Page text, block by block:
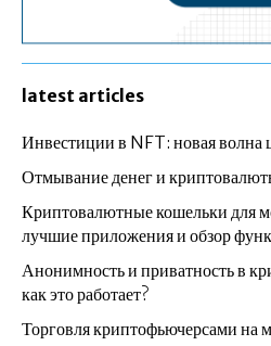
latest articles
Инвестиции в NFT: новая волна
Отмывание денег и
Криптовалютные кошельки для
лучшие приложения и обзор
Анонимность и приватность в
как это работает?
Торговля криптофьючерсами на